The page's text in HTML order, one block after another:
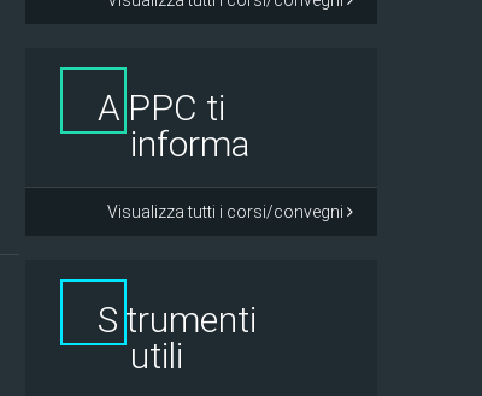
A PPC ti
informa
Visualizza tutti i corsi/convegni
S trumenti
utili